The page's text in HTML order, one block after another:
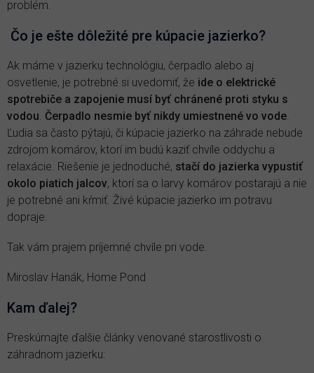
problém.
Čo je ešte dôležité pre kúpacie jazierko?
Ak máme v jazierku technológiu, čerpadlo alebo aj
osvetlenie, je potrebné si uvedomiť, že ide o elektrické
spotrebiče a zapojenie musí byť chránené proti styku s
vodou Čerpadlo nesmie byť nikdy umiestnené vo vode
Ľudia sa často pýtajú, či kúpacie jazierko na záhrade nebude
zdrojom komárov, ktorí im budú kaziť chvíle oddychu a
relaxácie. Riešenie je jednoduché, stačí do jazierka vypustiť
okolo piatich jalcov, ktorí sa o larvy komárov postarajú a nie
je potrebné ani kŕmiť. Živé kúpacie jazierko im potravu
dopraje.
Tak vám prajem príjemné chvíle pri vode.
Miroslav Hanák, Home Pond
Kam ďalej?
Preskúmajte ďalšie články venované starostlivosti o
záhradnom jazierku: